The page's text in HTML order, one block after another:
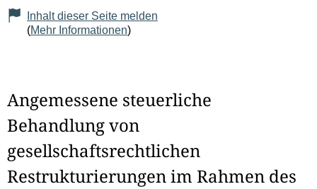
Inhalt dieser Seite melden
(Mehr Informationen)
Angemessene steuerliche
Behandlung von
gesellschaftsrechtlichen
Restrukturierungen im Rahmen des